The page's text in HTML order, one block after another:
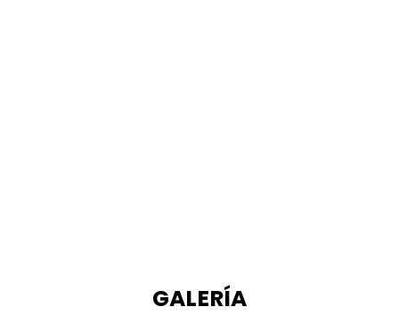
GALERÍA